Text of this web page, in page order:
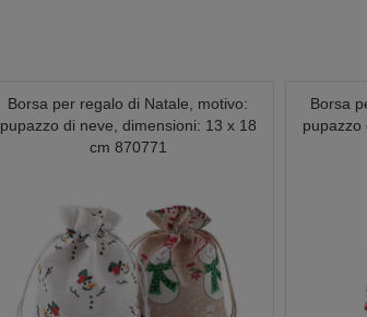
Borsa per regalo di Natale, motivo:
pupazzo di neve, dimensioni: 13 x 18
cm 870771
Borsa
pupazzo